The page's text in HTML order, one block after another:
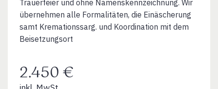
Trauerfeier und ohne Namenskennzeichnung. Wir
übernehmen alle Formalitäten, die Einäscherung
samt Kremationssarg. und Koordination mit dem
Beisetzungsort
2.450 €